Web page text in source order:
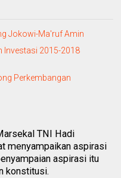
Jokowi-Ma'ruf Amin
Investasi 2015-2018
Perkembangan
TNI Hadi
menyampaikan aspirasi
aspirasi itu
konstitusi.